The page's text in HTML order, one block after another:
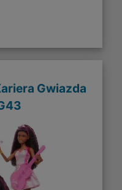
Gwiazda